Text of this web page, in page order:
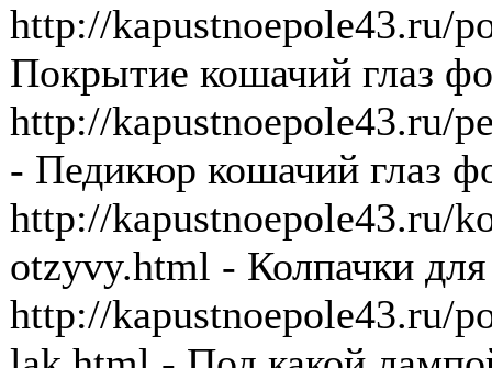
http://kapustnoepole43.ru/
Покрытие кошачий глаз
http://kapustnoepole43.ru/
- Педикюр кошачий глаз
http://kapustnoepole43.ru/
otzyvy.html - Колпачки для
http://kapustnoepole43.ru/